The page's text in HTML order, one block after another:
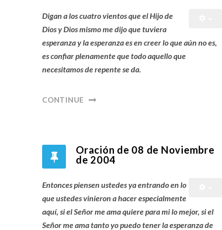
Digan a los cuatro vientos que el Hijo de
Dios y Dios mismo me dijo que tuviera
esperanza y la esperanza es en creer lo que aún no es,
es confiar plenamente que todo aquello que
necesitamos de repente se da.
CONTINUE
Oración de 08 de Noviembre
de 2004
Entonces piensen ustedes ya entrando en lo
que ustedes vinieron a hacer especialmente
aquí, si el Señor me ama quiere para mi lo mejor, si el
Señor me ama tanto yo puedo tener la esperanza de